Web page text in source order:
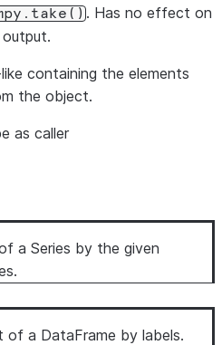
. Has no effect on
containing the elements
the object.
as caller
a Series by the given
of a DataFrame by labels.